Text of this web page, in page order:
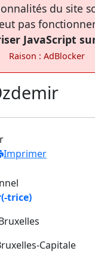
du site
pas
JavaScript
Raison : AdBlocker
Imprimer
trice)
Capitale